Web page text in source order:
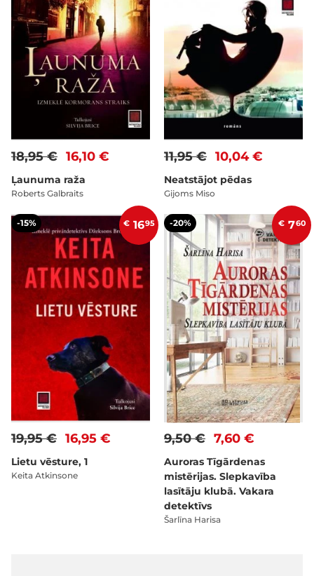
16,10 €
18,95 €
Ļaunuma raža
Roberts Galbraits
10,04 €
11,95 €
Neatstājot pēdas
Gijoms Miso
-15% € 1695
16,95 €
19,95 €
Lietu vēsture, 1
Keita Atkinsone
-20% € 760
7,60 €
9,50 €
Auroras Tīgārdenas
mistērijas. Slepkavība
lasītāju klubā. Vakara
detektīvs
Šarlīna Harisa